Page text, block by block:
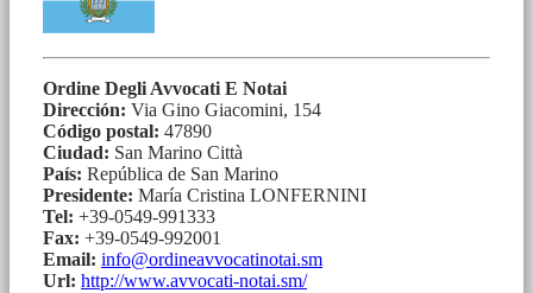
Ordine Degli Avvocati E Notai
Dirección: Via Gino Giacomini, 154
Código postal: 47890
Ciudad: San Marino Città
País: República de San Marino
Presidente: María Cristina LONFERNINI
Tel: +39-0549-991333
Fax: +39-0549-992001
Email: info@ordineavvocatinotai.sm
Url: http://www.avvocati-notai.sm/